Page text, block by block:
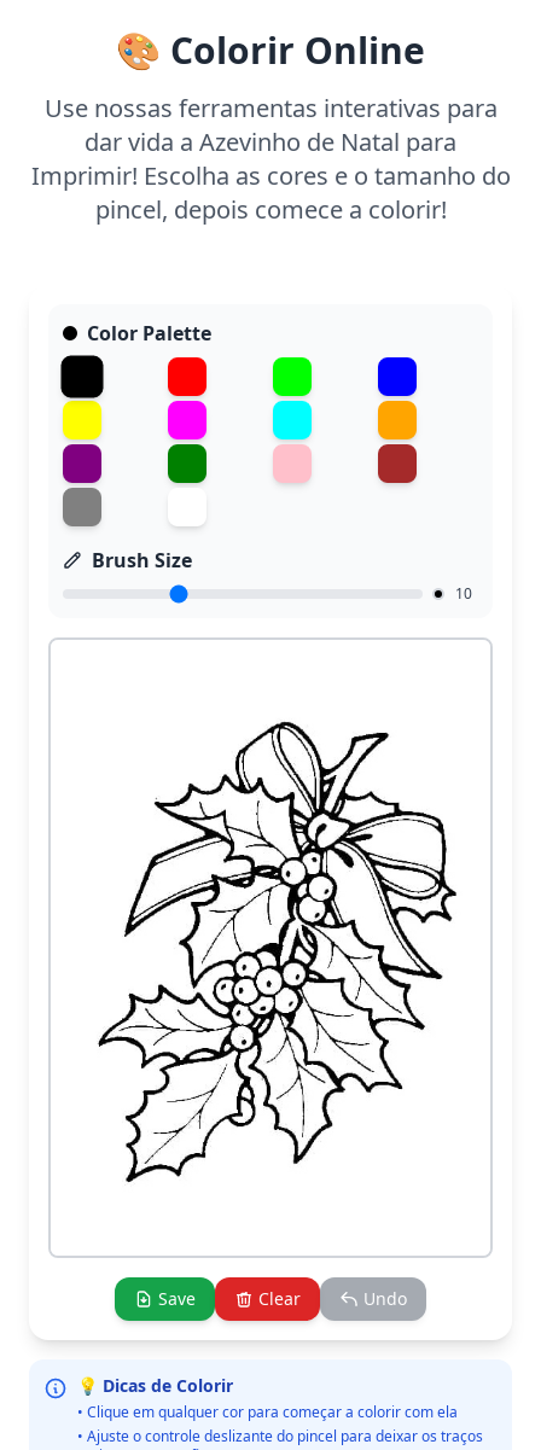
desenho para criar algo especial.
🎨 Colorir Online
Use nossas ferramentas interativas para
dar vida a Azevinho de Natal para
Imprimir! Escolha as cores e o tamanho do
pincel, depois comece a colorir!
Color Palette
Brush Size
10
Save Clear Undo
💡 Dicas de Colorir
• Clique em qualquer cor para começar a colorir com ela
• Ajuste o controle deslizante do pincel para deixar os traços